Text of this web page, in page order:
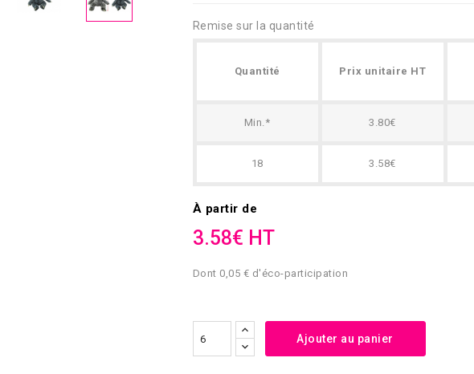
Remise sur la quantité
Quantité Prix unitaire HT
Min.* 3.80€
18 3.58€
À partir de
3.58€ HT
Dont 0,05 € d'éco-participation
Ajouter au panier